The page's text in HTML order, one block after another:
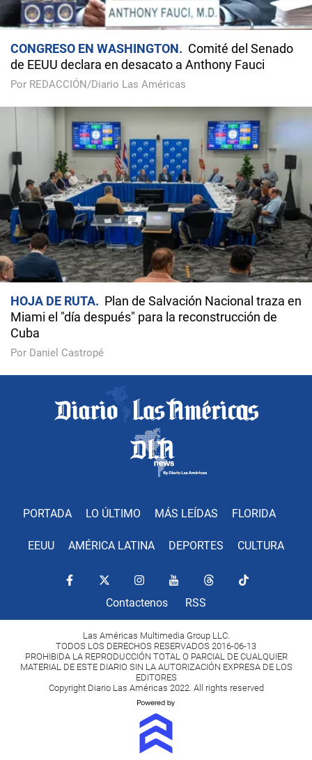
CONGRESO EN WASHINGTON
Comité del Senado
de EEUU declara en desacato a Anthony Fauci
Por REDACCIÓN/Diario Las Américas
HOJA DE RUTA
Plan de Salvación Nacional traza en
Miami el "día después" para la reconstrucción de
Cuba
Por Daniel Castropé
PORTADA LO ÚLTIMO MÁS LEÍDAS FLORIDA
EEUU AMÉRICA LATINA DEPORTES CULTURA
Contactenos RSS
Las Américas Multimedia Group LLC.
TODOS LOS DERECHOS RESERVADOS 2016-06-13
PROHIBIDA LA REPRODUCCIÓN TOTAL O PARCIAL DE CUALQUIER
MATERIAL DE ESTE DIARIO SIN LA AUTORIZACIÓN EXPRESA DE LOS
EDITORES
Copyright Diario Las Américas 2022. All rights reserved